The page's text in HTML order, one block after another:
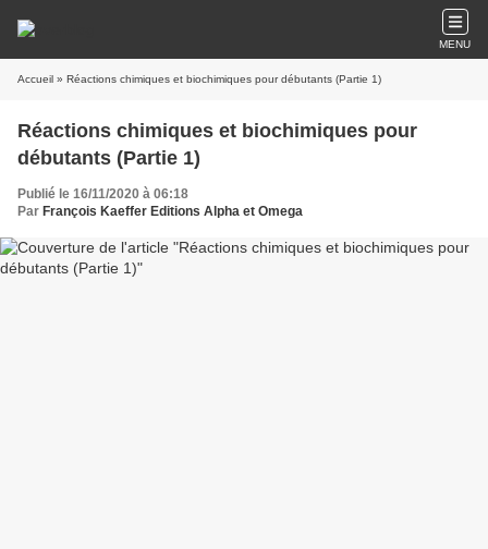
MENU
Accueil » Réactions chimiques et biochimiques pour débutants (Partie 1)
Réactions chimiques et biochimiques pour
débutants (Partie 1)
Publié le 16/11/2020 à 06:18
Par François Kaeffer Editions Alpha et Omega